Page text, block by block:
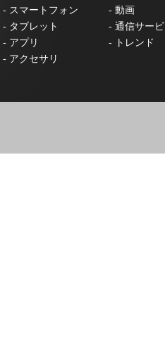
- スマートフォン - 動画
- タブレット - 通信サー
- アプリ -
トレンド
- アクセサリ